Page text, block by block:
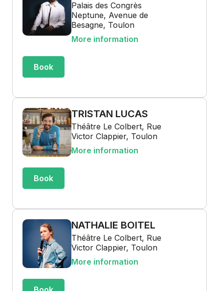
Palais des Congrès
Neptune, Avenue de
Besagne, Toulon
More information
Book
TRISTAN LUCAS
Théâtre Le Colbert, Rue
Victor Clappier, Toulon
More information
Book
NATHALIE BOITEL
Théâtre Le Colbert, Rue
Victor Clappier, Toulon
More information